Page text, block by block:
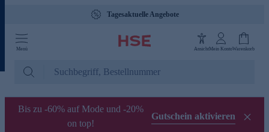
Tagesaktuelle Angebote
Menü AnsichtMein KontoWarenkorb
Bis zu -60% auf Mode und -20%
on top!
Gutschein aktivieren